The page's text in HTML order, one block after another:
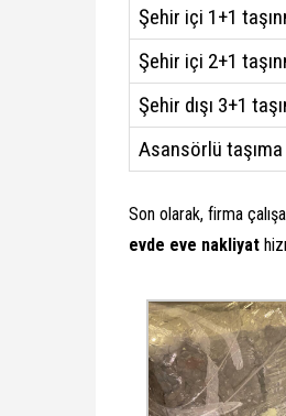
Şehir içi 1+1
Şehir içi 2+1
Şehir dışı 3+1
Asansörlü
Son olarak, firma
evde eve nakliyat